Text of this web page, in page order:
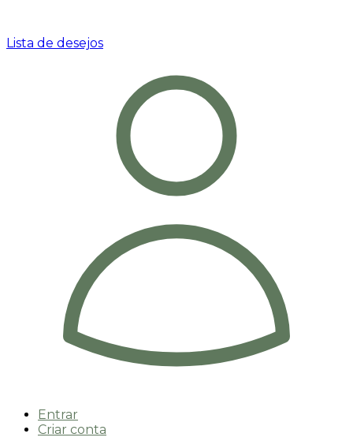
Lista de desejos
Entrar
Criar conta